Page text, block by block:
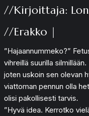
//Kirjoittaja:
//Erakko |
”Hajaannummeko?”
vihreillä suurilla
joten uskoin sen olevan
viattoman pennun olla
olisi pakollisesti tarvis.
”Hyvä idea. Kerrotko